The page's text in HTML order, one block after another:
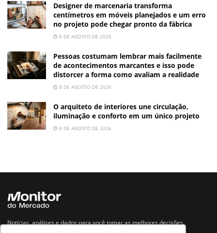
Designer de marcenaria transforma
centímetros em móveis planejados e um erro
no projeto pode chegar pronto da fábrica
8 DE AGOSTO DE 2026
Pessoas costumam lembrar mais facilmente
de acontecimentos marcantes e isso pode
distorcer a forma como avaliam a realidade
8 DE AGOSTO DE 2026
O arquiteto de interiores une circulação,
iluminação e conforto em um único projeto
8 DE AGOSTO DE 2026
Notícias, análises e dados para você tomar as melhores decisões.